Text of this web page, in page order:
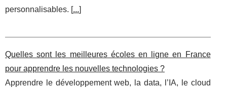
personnalisables. [...]
Quelles sont les meilleures écoles en ligne en France
pour apprendre les nouvelles technologies ?
Apprendre le développement web, la data, l’IA, le cloud